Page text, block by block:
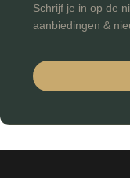
Schrijf je in op de
aanbiedingen &